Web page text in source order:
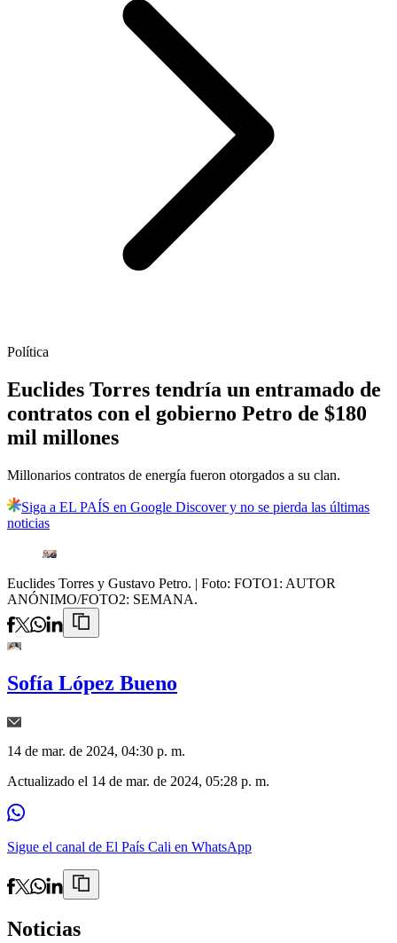
Política
Euclides Torres tendría un entramado de
contratos con el gobierno Petro de $180
mil millones
Millonarios contratos de energía fueron otorgados a su clan.
Siga a EL PAÍS en Google Discover y no se pierda las últimas
noticias
Euclides Torres y Gustavo Petro. | Foto: FOTO1: AUTOR
ANÓNIMO/FOTO2: SEMANA.
Sofía López Bueno
14 de mar. de 2024, 04:30 p. m.
Actualizado el 14 de mar. de 2024, 05:28 p. m.
Sigue el canal de El País Cali en WhatsApp
Noticias